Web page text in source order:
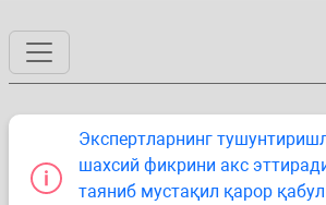
Экспертларнинг
шахсий фикрини акс
таяниб мустақил қарор